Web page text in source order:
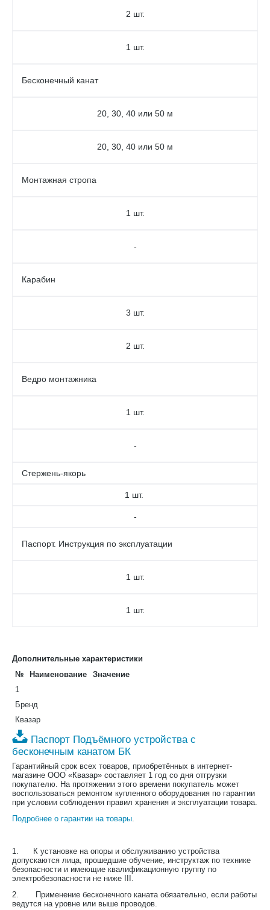
2 шт.
1 шт.
Бесконечный канат
20, 30, 40 или 50 м
20, 30, 40 или 50 м
Монтажная стропа
1 шт.
-
Карабин
3 шт.
2 шт.
Ведро монтажника
1 шт.
-
Стержень-якорь
1 шт.
-
Паспорт. Инструкция по эксплуатации
1 шт.
1 шт.
Дополнительные характеристики
№
Наименование
Значение
1
Бренд
Квазар
Паспорт Подъёмного устройства с
бесконечным канатом БК
Гарантийный срок всех товаров, приобретённых в интернет-
магазине ООО «Квазар» составляет 1 год со дня отгрузки
покупателю. На протяжении этого времени покупатель может
воспользоваться ремонтом купленного оборудования по гарантии
при условии соблюдения правил хранения и эксплуатации товара.
Подробнее о гарантии на товары.
1. К установке на опоры и обслуживанию устройства
допускаются лица, прошедшие обучение, инструктаж по технике
безопасности и имеющие квалификационную группу по
электробезопасности не ниже III.
2.
Применение бесконечного каната обязательно, если работы
ведутся на уровне или выше проводов.